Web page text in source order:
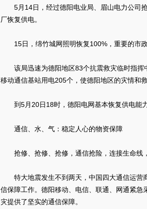
5月14日，经过德阳电业局、眉山电力公司抢
厂恢复供电。
15日，绵竹城网照明恢复100%，重要的市政
该局迅速为德阳地区83个抗震救灾临时指挥
移动通信基站用电205个，使德阳地区的灾情和
到5月20日18时，德阳电网基本恢复供电能力
通信、水、气：稳定人心的物资保障
抢修、抢修、抢修，通信抢险，连接生命线
特大地震发生不到两天，中国四大通信运营
信保障工作。德阳移动、电信、联通、网通紧
灾提供了坚实的通信保障。